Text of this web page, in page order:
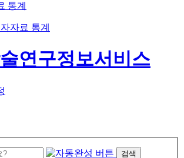
통계
자료 통계
검색